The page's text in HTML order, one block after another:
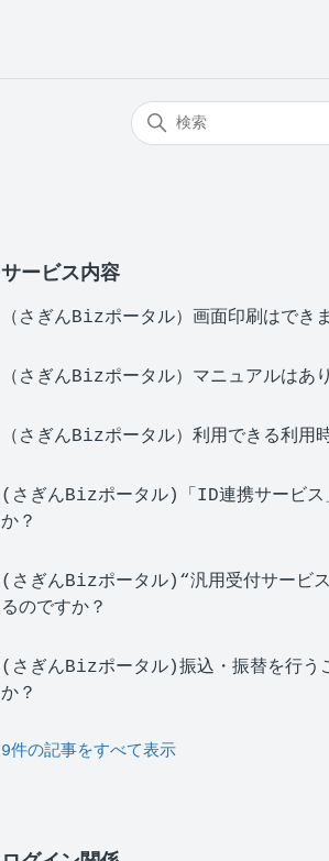
サービス内容
（さぎんBizポータル）画面印刷はでき
（さぎんBizポータル）マニュアルはあ
（さぎんBizポータル）利用できる利用
(さぎんBizポータル)「ID連携サービス
か？
(さぎんBizポータル)“汎用受付サービ
るのですか？
(さぎんBizポータル)振込・振替を行う
か？
9件の記事をすべて表示